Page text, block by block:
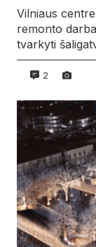
Vilniaus
remonto
tvarkyti
2